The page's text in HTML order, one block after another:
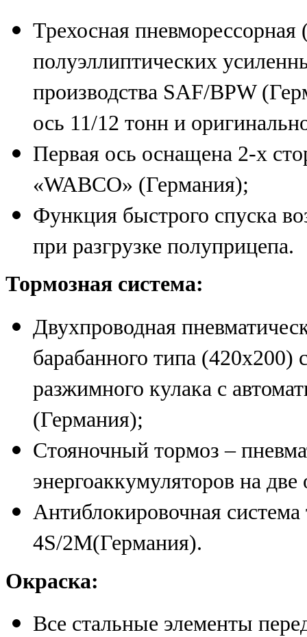
Трехосная пневморессорная
полуэллиптических
производства SAF/BPW
ось 11/12 тонн и
Первая ось оснащена 2-х
«WABCO» (Германия);
Функция быстрого спуска
при разгрузке полуприцепа.
Тормозная система:
Двухпроводная
барабанного типа (420х200)
разжимного кулака с
(Германия);
Стояночный тормоз –
энергоаккумуляторов на две
Антиблокировочная
4S/2M(Германия).
Окраска:
Все стальные элементы